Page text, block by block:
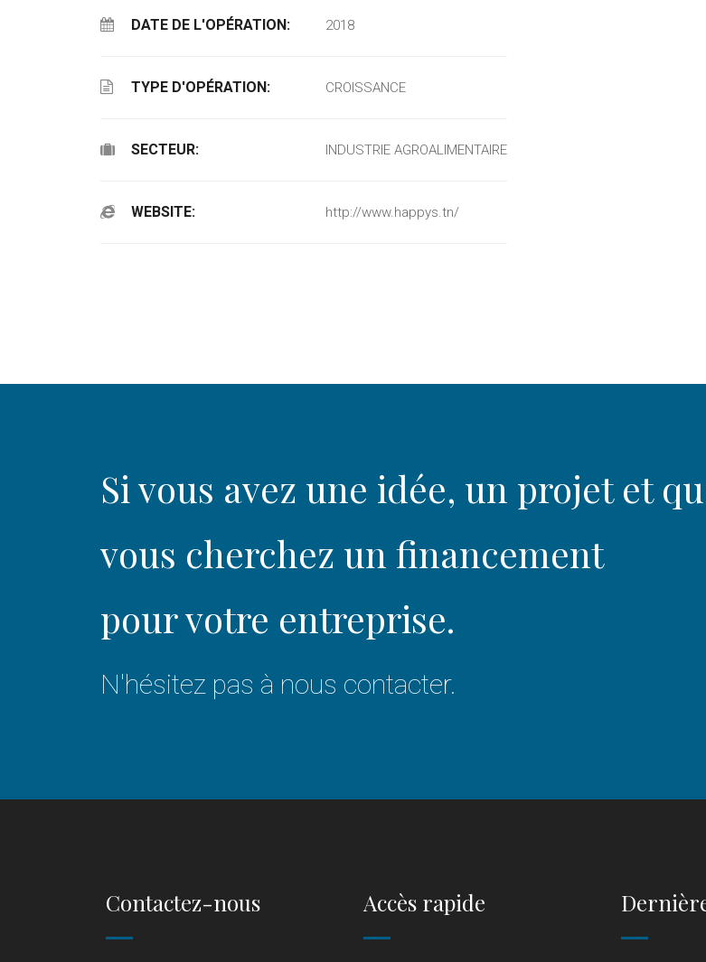
DATE DE L'OPÉRATION: 2018
TYPE D'OPÉRATION: CROISSANCE
SECTEUR: INDUSTRIE AGROALIMENTAIRE
WEBSITE: http://www.happys.tn/
Si vous avez une idée, un projet et
vous cherchez un financement
pour votre entreprise.
N'hésitez pas à nous contacter.
Contactez-nous Accès rapide